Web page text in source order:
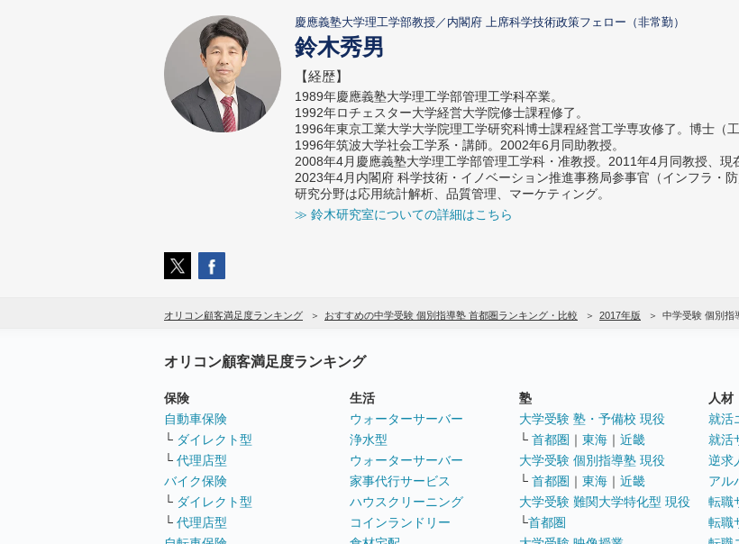
慶應義塾大学理工学部教授／内閣府 上席科学技術政策フェロー（非常勤）
鈴木秀男
【経歴】
1989年慶應義塾大学理工学部管理工学科卒業。
1992年ロチェスター大学経営大学院修士課程修了。
1996年東京工業大学大学院理工学研究科博士課程経営工学専攻修了。博士（工
1996年筑波大学社会工学系・講師。2002年6月同助教授。
2008年4月慶應義塾大学理工学部管理工学科・准教授。2011年4月同教授、現
2023年4月内閣府 科学技術・イノベーション推進事務局参事官（インフラ・
研究分野は応用統計解析、品質管理、マーケティング。
≫ 鈴木研究室についての詳細はこちら
オリコン顧客満足度ランキング おすすめの中学受験 個別指導塾 首都圏ランキング・比較 2017年版 中学受験 個別指
オリコン顧客満足度ランキング
保険
自動車保険
└ ダイレクト型
└ 代理店型
バイク保険
└ ダイレクト型
└ 代理店型
生活
ウォーターサーバー
浄水型
ウォーターサーバー
家事代行サービス
ハウスクリーニング
コインランドリー
塾
大学受験 塾・予備校 現役
└ 首都圏 ｜ 東海 ｜ 近畿
大学受験 個別指導塾 現役
└ 首都圏 ｜ 東海 ｜ 近畿
大学受験 難関大学特化型 現役
└首都圏
人材
就活
就活
逆求
アル
転職
転職